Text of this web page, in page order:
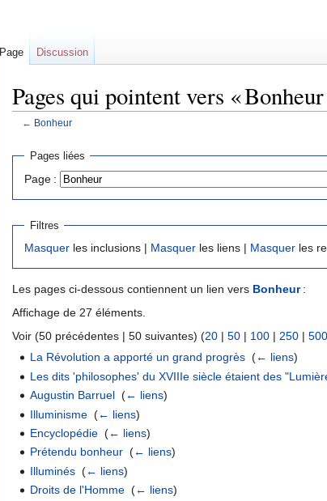
Pages qui pointent vers « Bonheur
← Bonheur
Aller
navigation
Aller
recherche
Pages liées
Page :
Filtres
Masquer les inclusions | Masquer les liens | Masquer les
Les pages ci-dessous contiennent un lien vers Bonheur:
Affichage de 27 éléments.
Voir (50 précédentes | 50 suivantes) (20 | 50 | 100 | 250 | 500
La Révolution a apporté un grand progrès ‎(← liens)
Les dits 'philosophes' du XVIIIe siècle étaient des
Augustin Barruel ‎(← liens)
Illuminisme ‎(← liens)
Encyclopédie ‎(← liens)
Prétendu bonheur ‎(← liens)
Illuminés ‎(← liens)
Droits de l'Homme ‎(← liens)
Page Discussion